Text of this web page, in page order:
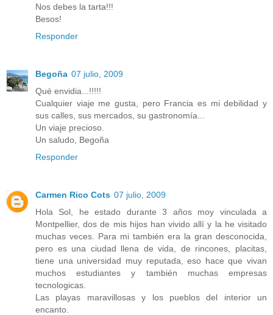
Nos debes la tarta!!!
Besos!
Responder
Begoña 07 julio, 2009
Qué envidia...!!!!!
Cualquier viaje me gusta, pero Francia es mi debilidad y
sus calles, sus mercados, su gastronomía...
Un viaje precioso.
Un saludo, Begoña
Responder
Carmen Rico Cots 07 julio, 2009
Hola Sol, he estado durante 3 años moy vinculada a
Montpellier, dos de mis hijos han vivido allí y la he visitado
muchas veces. Para mi también era la gran desconocida,
pero es una ciudad llena de vida, de rincones, placitas,
tiene una universidad muy reputada, eso hace que vivan
muchos estudiantes y también muchas empresas
tecnologicas.
Las playas maravillosas y los pueblos del interior un
encanto.